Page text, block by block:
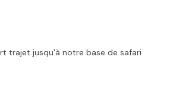
trajet jusqu'à notre base de safari